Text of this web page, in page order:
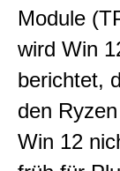
Module
wird Win
berichtet,
den
Win 12